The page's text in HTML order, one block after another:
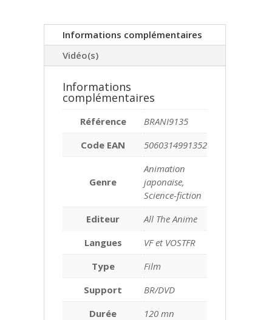
Informations complémentaires
Vidéo(s)
Informations
complémentaires
Référence
BRANI9135
Code EAN
5060314991352
Genre
Animation
japonaise,
Science-fiction
Editeur
All The Anime
Langues
VF et VOSTFR
Type
Film
Support
BR/DVD
Durée
120 mn